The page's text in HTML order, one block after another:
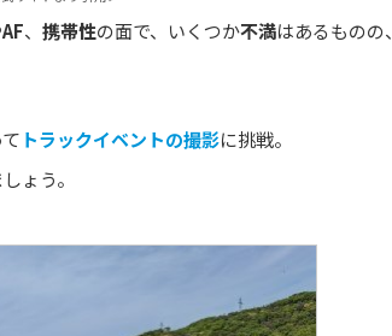
AF、 携帯性の面で、いくつか不満はあるものの、
トラックイベントの撮影に挑戦。
ょう。